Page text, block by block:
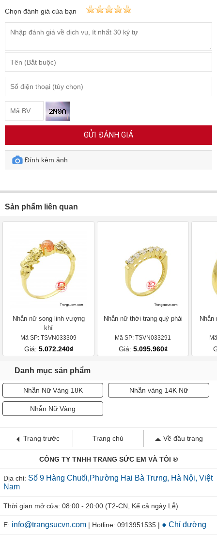
Chọn đánh giá của bạn
GỬI ĐÁNH GIÁ
Đính kèm ảnh
Sản phẩm liên quan
Nhẫn nữ song linh vượng
khí
Mã SP: TSVN033309
Giá: 5.072.240₫
Nhẫn nữ thời trang quý phái
Mã SP: TSVN033291
Giá: 5.095.960₫
Danh mục sản phẩm
Nhẫn Nữ Vàng 18K Nhẫn vàng 14K Nữ
Nhẫn Nữ Vàng
Trang trước Trang chủ Về đầu trang
CÔNG TY TNHH TRANG SỨC EM VÀ TÔI ®
Địa chỉ: Số 9 Hàng Chuối,Phường Hai Bà Trưng, Hà Nội, Việt
Nam
Thời gian mở cửa: 08:00 - 20:00 (T2-CN, Kể cả ngày Lễ)
E: info@trangsucvn.com | Hotline: 0913951535 | ● Chỉ đường